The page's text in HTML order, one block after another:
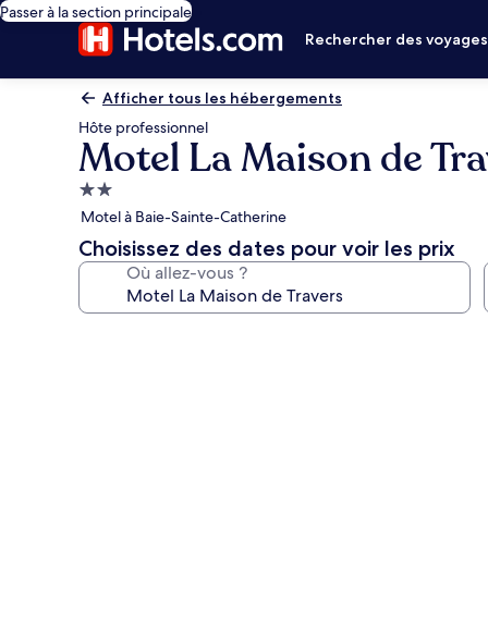
Passer à la section principale
Rechercher des voyages
Afficher tous les hébergements
Hôte professionnel
Motel La Maison de
Hébergement
2.0 étoiles
Motel à Baie-Sainte-Catherine
Choisissez des dates pour voir les prix
Où allez-vous ?